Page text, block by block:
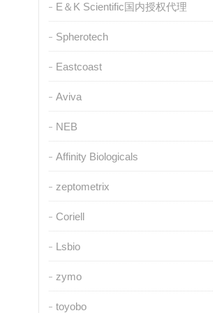
E＆K Scientific国内授权代理
Spherotech
Eastcoast
Aviva
NEB
Affinity Biologicals
zeptometrix
Coriell
Lsbio
zymo
toyobo